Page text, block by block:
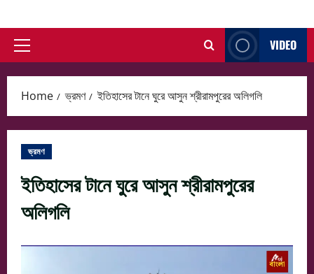
to
contentPrimary
VIDEO
Home ভ্রমণ ইতিহাসের টানে ঘুরে আসুন শ্রীরামপুরের অলিগলি
ভ্রমণ
ইতিহাসের টানে ঘুরে আসুন শ্রীরামপুরের
অলিগলি